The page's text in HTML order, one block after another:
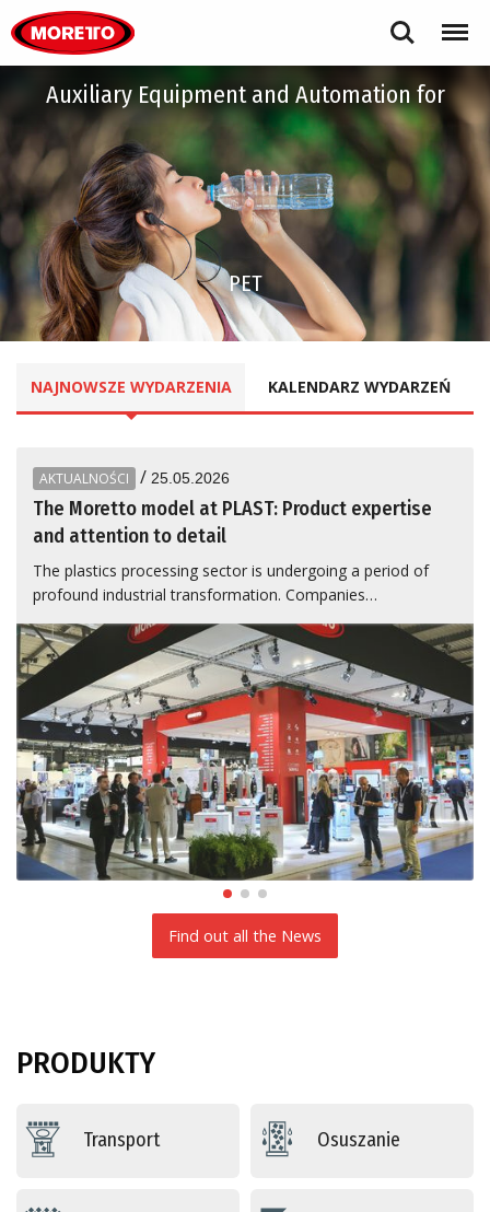
Search Menu
Auxiliary Equipment and Automation for
PET
NAJNOWSZE WYDARZENIA KALENDARZ WYDARZEŃ
AKTUALNOŚCI / 25.05.2026
The Moretto model at PLAST: Product expertise
and attention to detail
The plastics processing sector is undergoing a period of
profound industrial transformation. Companies…
Find out all the News
PRODUKTY
Transport Osuszanie